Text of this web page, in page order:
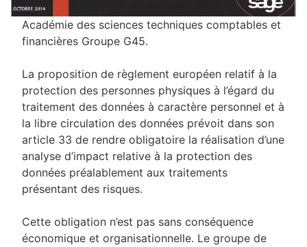
Académie des sciences techniques comptables et
financières Groupe G45.
La proposition de règlement européen relatif à la
protection des personnes physiques à l’égard du
traitement des données à caractère personnel et à
la libre circulation des données prévoit dans son
article 33 de rendre obligatoire la réalisation d’une
analyse d’impact relative à la protection des
données préalablement aux traitements
présentant des risques.
Cette obligation n’est pas sans conséquence
économique et organisationnelle. Le groupe de